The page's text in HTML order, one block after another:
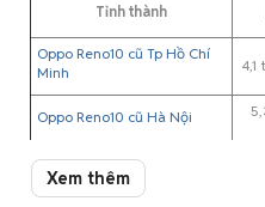
Tỉnh thành
Oppo Reno10 cũ Tp Hồ Chí
Minh
4,1
Oppo Reno10 cũ Hà Nội
Giá Oppo Reno10 cũ theo màu
Xem thêm